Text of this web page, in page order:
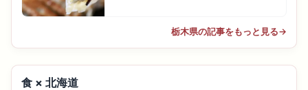
栃木県の記事をもっと見る→
食 × 北海道